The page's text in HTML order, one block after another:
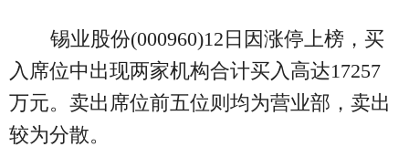
锡业股份(000960)12日因涨停上榜，买
入席位中出现两家机构合计买入高达17257
万元。卖出席位前五位则均为营业部，卖出
较为分散。